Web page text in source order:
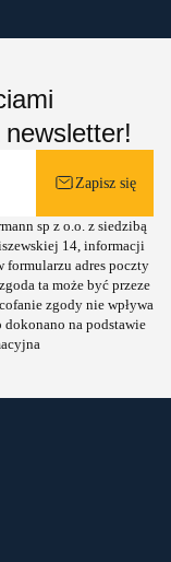
Zapisz się
sp z o.o. z siedzibą
14, informacji
formularzu adres poczty
ta może być przeze
zgody nie wpływa
dokonano na podstawie